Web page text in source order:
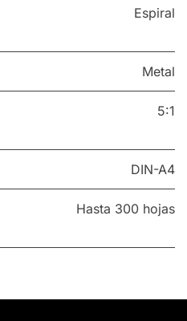
Espiral
Metal
5:1
DIN-A4
Hasta 300 hojas